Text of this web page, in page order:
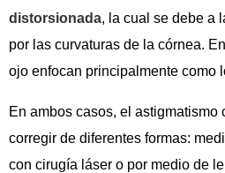
distorsionada, la cual se debe a
por las curvaturas de la córnea.
ojo enfocan principalmente como
En ambos casos, el astigmatismo
corregir de diferentes formas:
con cirugía láser o por medio de